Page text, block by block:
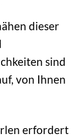
dieser
sind
von Ihnen
erfordert